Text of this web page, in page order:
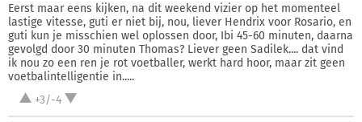
Eerst maar eens kijken, na dit weekend vizier op het momenteel
lastige vitesse, guti er niet bij, nou, liever Hendrix voor Rosario, en
guti kun je misschien wel oplossen door, Ibi 45-60 minuten, daarna
gevolgd door 30 minuten Thomas? Liever geen Sadilek.... dat vind
ik nou zo een ren je rot voetballer, werkt hard hoor, maar zit geen
voetbalintelligentie in.....
+3/-4